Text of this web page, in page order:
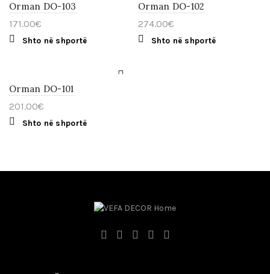
Orman DO-103
171.00€
Shto në shportë
Orman DO-102
274.00€
Shto në shportë
Orman DO-101
201.00€
Shto në shportë